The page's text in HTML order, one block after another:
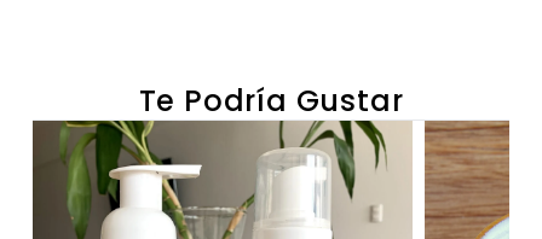
Te Podría Gustar